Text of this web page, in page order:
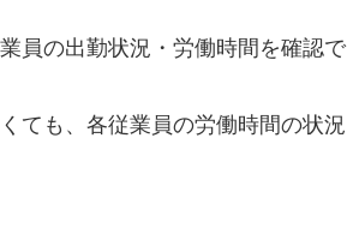
員の出勤状況・労働時間を確認で
ても、各従業員の労働時間の状況